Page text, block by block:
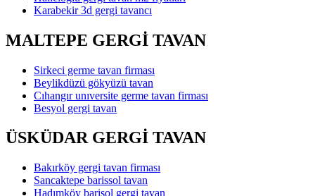
Karabekir 3d gergi tavancı
MALTEPE GERGİ TAVAN
Sirkeci germe tavan firması
Beylikdüzü gökyüzü tavan
Cıhangır unıversite germe tavan firması
Besyol gergi tavan
ÜSKÜDAR GERGİ TAVAN
Bakırköy gergi tavan firması
Sancaktepe barissol tavan
Hadımköy barisol gergi tavan